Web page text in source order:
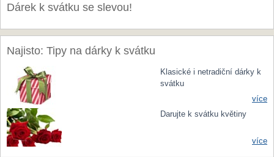
Dárek k svátku se slevou!
Najisto: Tipy na dárky k svátku
Klasické i netradiční dárky k
svátku
více
Darujte k svátku květiny
více